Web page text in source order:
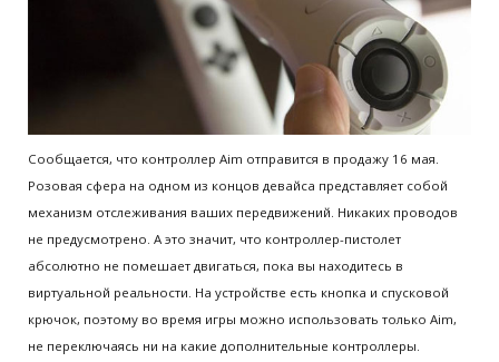
Сообщается, что контроллер Aim отправится в продажу 16 мая.
Розовая сфера на одном из концов девайса представляет собой
механизм отслеживания ваших передвижений. Никаких проводов
не предусмотрено. А это значит, что контроллер-пистолет
абсолютно не помешает двигаться, пока вы находитесь в
виртуальной реальности. На устройстве есть кнопка и спусковой
крючок, поэтому во время игры можно использовать только Aim,
не переключаясь ни на какие дополнительные контроллеры.